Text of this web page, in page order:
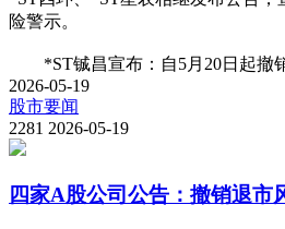
险警示。
*ST铖昌宣布：自5月20日起撤
2026-05-19
股市要闻
2281 2026-05-19
四家A股公司公告：撤销退市